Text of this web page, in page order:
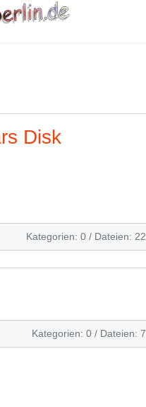
Disk
Kategorien: 0 / Dateien: 22
Kategorien: 0 / Dateien: 7